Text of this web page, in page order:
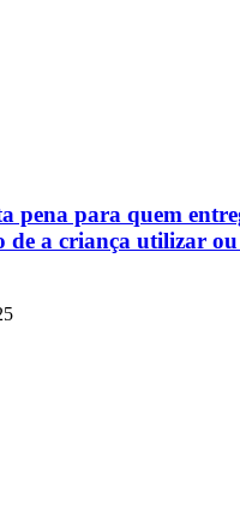
pena para quem
de a criança utilizar